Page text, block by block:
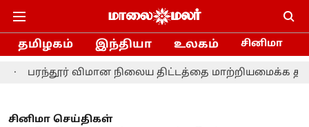
தமிழகம் இந்தியா உலகம் சினிமா
விமான நிலைய திட்டத்தை மாற்றியமைக்க
சினிமா செய்திகள்